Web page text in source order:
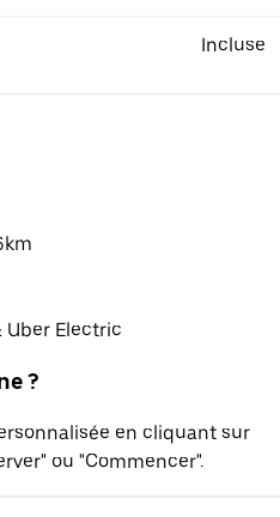
Incluse
Uber Electric
?
en cliquant sur
ou "Commencer".